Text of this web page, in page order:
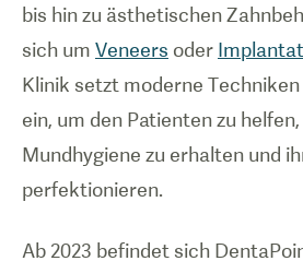
bis hin zu ästhetischen
sich um Veneers oder
Klinik setzt moderne
ein, um den Patienten zu
Mundhygiene zu erhalten und
perfektionieren.
Ab 2023 befindet sich